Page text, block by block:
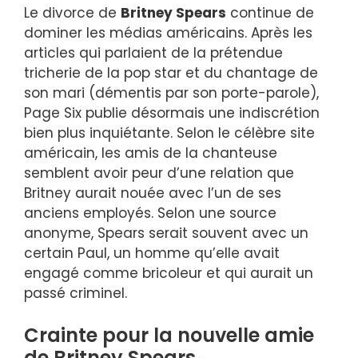
Le divorce de Britney Spears continue de
dominer les médias américains. Après les
articles qui parlaient de la prétendue
tricherie de la pop star et du chantage de
son mari (démentis par son porte-parole),
Page Six publie désormais une indiscrétion
bien plus inquiétante. Selon le célèbre site
américain, les amis de la chanteuse
semblent avoir peur d’une relation que
Britney aurait nouée avec l’un de ses
anciens employés. Selon une source
anonyme, Spears serait souvent avec un
certain Paul, un homme qu’elle avait
engagé comme bricoleur et qui aurait un
passé criminel.
Crainte pour la nouvelle amie